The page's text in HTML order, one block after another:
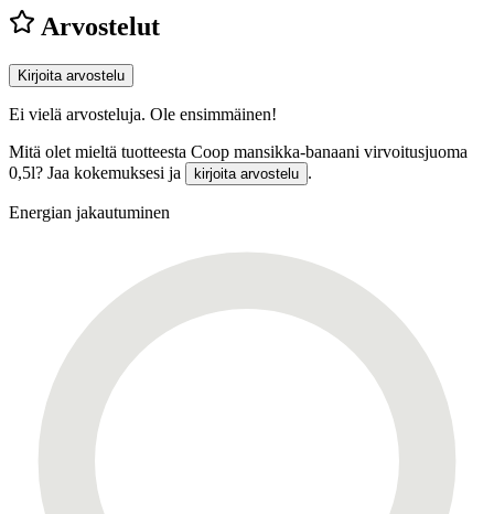
Arvostelut
Kirjoita arvostelu
Ei vielä arvosteluja. Ole ensimmäinen!
Mitä olet mieltä tuotteesta Coop mansikka-banaani virvoitusjuoma
0,5l? Jaa kokemuksesi ja
kirjoita arvostelu .
Energian jakautuminen